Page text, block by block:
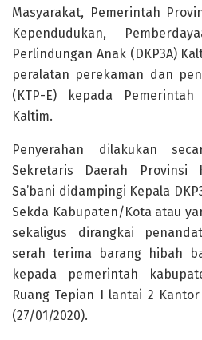
Masyarakat, Pemerintah
Kependudukan,
Perlindungan Anak (DKP3A)
peralatan perekaman dan
(KTP-E) kepada
Kaltim.
Penyerahan dilakukan
Sekretaris Daerah Provinsi
Sa’bani didampingi Kepala
Sekda Kabupaten/Kota atau
sekaligus dirangkai
serah terima barang hibah
kepada pemerintah
Ruang Tepian I lantai 2
(27/01/2020).